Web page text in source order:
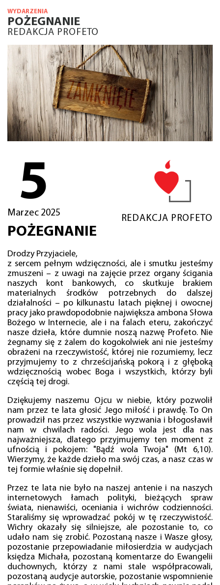
WYDARZENIA
POŻEGNANIE
REDAKCJA PROFETO
5
Marzec 2025
REDAKCJA PROFETO
POŻEGNANIE
Drodzy Przyjaciele,
z sercem pełnym wdzięczności, ale i smutku jesteśmy
zmuszeni – z uwagi na zajęcie przez organy ścigania
naszych kont bankowych, co skutkuje brakiem
materialnych środków potrzebnych do dalszej
działalności – po kilkunastu latach pięknej i owocnej
pracy jako prawdopodobnie największa ambona Słowa
Bożego w Internecie, ale i na falach eteru, zakończyć
nasze dzieła, które dumnie noszą nazwę Profeto. Nie
żegnamy się z żalem do kogokolwiek ani nie jesteśmy
obrażeni na rzeczywistość, której nie rozumiemy, lecz
przyjmujemy to z chrześcijańską pokorą i z głęboką
wdzięcznością wobec Boga i wszystkich, którzy byli
częścią tej drogi.
Dziękujemy naszemu Ojcu w niebie, który pozwolił
nam przez te lata głosić Jego miłość i prawdę. To On
prowadził nas przez wszystkie wyzwania i błogosławił
nam w chwilach radości. Jego wola jest dla nas
najważniejsza, dlatego przyjmujemy ten moment z
ufnością i pokojem: "Bądź wola Twoja" (Mt 6,10).
Wierzymy, że każde dzieło ma swój czas, a nasz czas w
tej formie właśnie się dopełnił.
Przez te lata nie było na naszej antenie i na naszych
internetowych łamach polityki, bieżących spraw
świata, nienawiści, oceniania i wichrów codzienności.
Staraliśmy się wprowadzać pokój w tę rzeczywistość.
Wichry okazały się silniejsze, ale pozostanie to, co
udało nam się zrobić. Pozostaną nasze i Wasze głosy,
pozostanie przepowiadanie miłosierdzia w audycjach
księdza Michała, pozostaną komentarze do Ewangelii
duchownych, którzy z nami stale współpracowali,
pozostaną audycje autorskie, pozostanie wspomnienie